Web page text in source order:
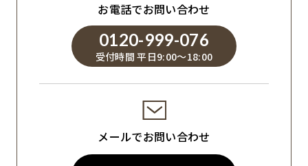
お電話でお問い合わせ
0120-999-076
受付時間 平日9:00～18:00
メールでお問い合わせ